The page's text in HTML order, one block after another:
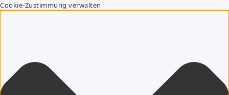
Cookie-Zustimmung verwalten